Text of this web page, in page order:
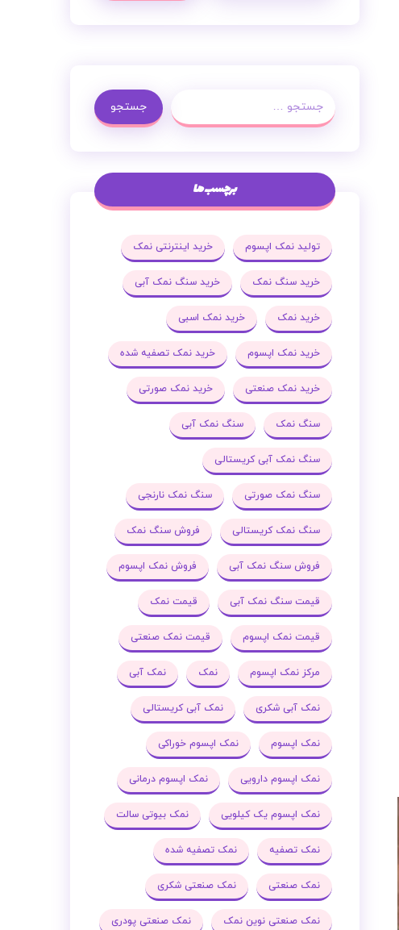
جستجو
برچسب ها
تولید نمک اپسوم خرید اینترنتی نمک
خرید سنگ نمک خرید سنگ نمک آبی
خرید نمک خرید نمک اسبی
خرید نمک اپسوم خرید نمک تصفیه شده
خرید نمک صنعتی خرید نمک صورتی
سنگ نمک سنگ نمک آبی
سنگ نمک آبی کریستالی
سنگ نمک صورتی سنگ نمک نارنجی
سنگ نمک کریستالی فروش سنگ نمک
فروش سنگ نمک آبی فروش نمک اپسوم
قیمت سنگ نمک آبی قیمت نمک
قیمت نمک اپسوم قیمت نمک صنعتی
مرکز نمک اپسوم نمک نمک آبی
نمک آبی شکری نمک آبی کریستالی
نمک اپسوم نمک اپسوم خوراکی
نمک اپسوم دارویی نمک اپسوم درمانی
نمک اپسوم یک کیلویی نمک بیوتی سالت
نمک تصفیه نمک تصفیه شده
نمک صنعتی نمک صنعتی شکری
نمک صنعتی نوین نمک نمک صنعتی پودری